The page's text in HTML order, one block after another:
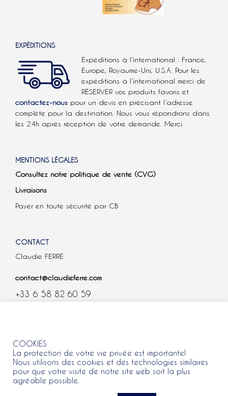
EXPÉDITIONS
Expéditions à l’international : France,
Europe, Royaume-Uni, U.S.A. Pour les
expéditions à l’international merci de
RÉSERVER vos produits favoris et
contactez-nous pour un devis en précisant l’adresse
complète pour la destination. Nous vous répondrons dans
les 24h après réception de votre demande. Merci.
MENTIONS LÉGALES
Consultez notre politique de vente (CVG)
Livraisons
Payer en toute sécurité par CB
CONTACT
Claudie FERRÉ
contact@claudieferre.com
+33 6 58 82 60 59
COOKIES
La protection de votre vie privée est importante!
Nous utilisons des cookies et des technologies similaires
pour que votre visite de notre site web soit la plus
agréable possible.